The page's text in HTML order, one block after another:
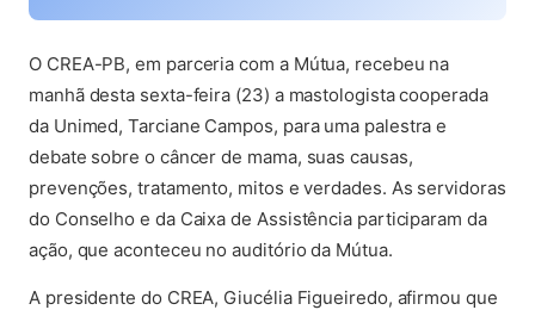
O CREA-PB, em parceria com a Mútua, recebeu na
manhã desta sexta-feira (23) a mastologista cooperada
da Unimed, Tarciane Campos, para uma palestra e
debate sobre o câncer de mama, suas causas,
prevenções, tratamento, mitos e verdades. As servidoras
do Conselho e da Caixa de Assistência participaram da
ação, que aconteceu no auditório da Mútua.
A presidente do CREA, Giucélia Figueiredo, afirmou que